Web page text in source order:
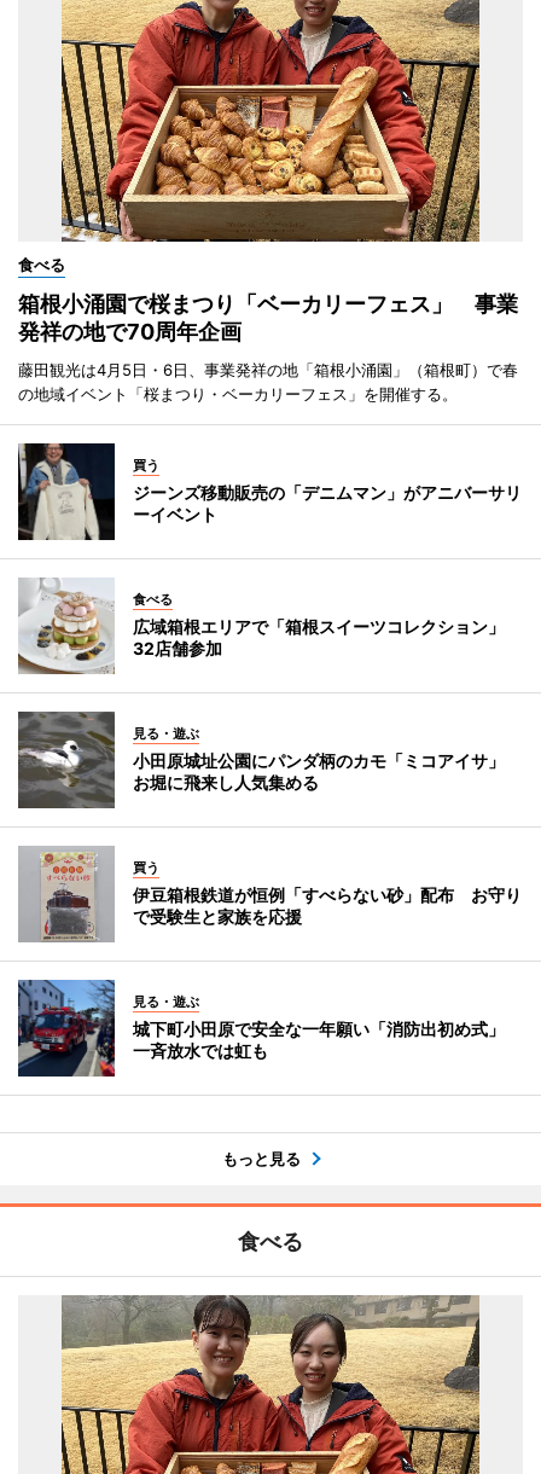
食べる
箱根小涌園で桜まつり「ベーカリーフェス」 事業
発祥の地で70周年企画
藤田観光は4月5日・6日、事業発祥の地「箱根小涌園」（箱根町）で春
の地域イベント「桜まつり・ベーカリーフェス」を開催する。
買う
ジーンズ移動販売の「デニムマン」がアニバーサリ
ーイベント
食べる
広域箱根エリアで「箱根スイーツコレクション」
32店舗参加
見る・遊ぶ
小田原城址公園にパンダ柄のカモ「ミコアイサ」
お堀に飛来し人気集める
買う
伊豆箱根鉄道が恒例「すべらない砂」配布 お守り
で受験生と家族を応援
見る・遊ぶ
城下町小田原で安全な一年願い「消防出初め式」
一斉放水では虹も
もっと見る
食べる